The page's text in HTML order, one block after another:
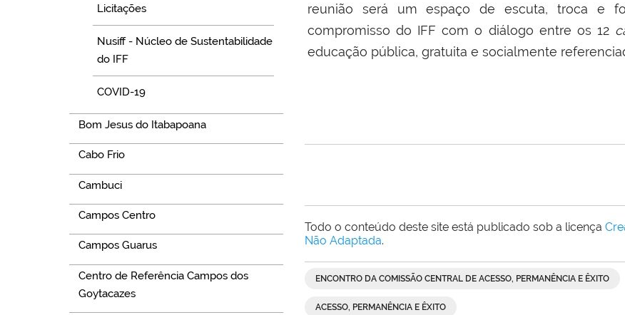
Licitações
Nusiff - Núcleo de Sustentabilidade
do IFF
COVID-19
Bom Jesus do Itabapoana
Cabo Frio
Cambuci
Campos Centro
Campos Guarus
Centro de Referência Campos dos
Goytacazes
reunião será um espaço de escuta, troca e
compromisso do IFF com o diálogo entre os 12
educação pública, gratuita e socialmente
Todo o conteúdo deste site está publicado sob a licença
Não Adaptada.
ENCONTRO DA COMISSÃO CENTRAL DE ACESSO, PERMANÊNCIA E ÊXITO
ACESSO, PERMANÊNCIA E ÊXITO